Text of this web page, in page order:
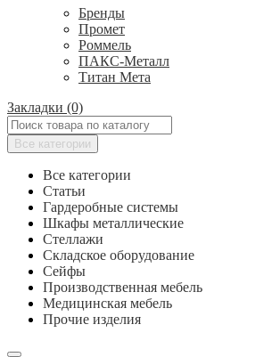
Бренды
Промет
Роммель
ПАКС-Металл
Титан Мета
Закладки (0)
Все категории
Все категории
Статьи
Гардеробные системы
Шкафы металлические
Стеллажи
Складское оборудование
Сейфы
Производственная мебель
Медицинская мебель
Прочие изделия